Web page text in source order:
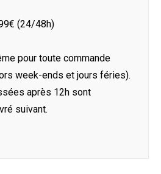
(24/48h)
pour toute commande
week-ends et jours féries).
après 12h sont
suivant.